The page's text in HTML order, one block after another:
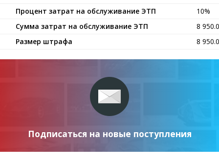
Процент затрат на обслуживание ЭТП
10%
Сумма затрат на обслуживание ЭТП
8
Размер штрафа
8
Подписаться на новые поступления